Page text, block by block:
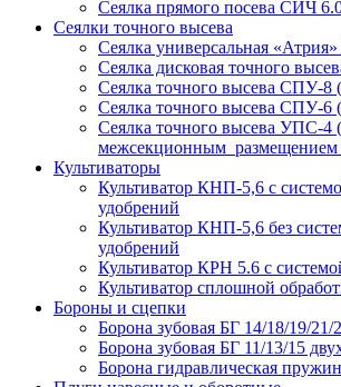
Сеялка прямого посева СИЧ
Сеялки точного высева
Сеялка универсальная
Сеялка дисковая точного
Сеялка точного высева СПУ-
Сеялка точного высева СПУ-
Сеялка точного высева УПС-
межсекционным размещением
Культиваторы
Культиватор КНП-5,6 с
удобрений
Культиватор КНП-5,6 без
удобрений
Культиватор КРН 5.6 с
Культиватор сплошной
Бороны и сцепки
Борона зубовая БГ 14/18/19/21/
Борона зубовая БГ 11/13/15
Борона гидравлическая